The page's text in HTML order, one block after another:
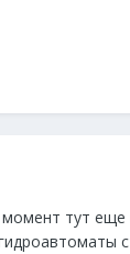
момент тут